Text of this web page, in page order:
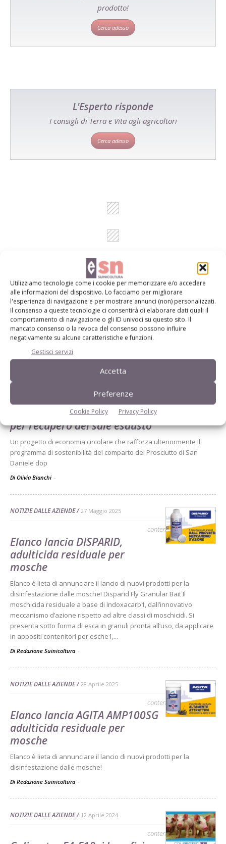
Utilizziamo tecnologie come i cookie per memorizzare e/o accedere
alle informazioni del dispositivo. Lo facciamo per migliorare
l'esperienza di navigazione e per mostrare annunci (non) personalizzati.
Il consenso a queste tecnologie ci consentirà di elaborare dati quali il
comportamento di navigazione o gli ID univoci su questo sito. Il
mancato consenso o la revoca del consenso possono influire
negativamente su alcune caratteristiche e funzioni.
Gestisci servizi
Accetta
Preferenze
Cookie Policy Privacy Policy
prodotto!
Cerca adesso
L'Esperto risponde
I consigli di Terra e Vita agli agricoltori
Cerca adesso
14 Ottobre 2025
Prosciutto San Daniele, un
impegno per ambiente e
territorio
Da più di vent’anni in campo azioni concrete per la tutela delle
risorse naturali: dalla gestione delle acque reflue al recupero del
sale, dall’uso di energie rinnovabili alla salvaguardia del territorio
Di Olivia Bianchi-
27 Giugno 2025
San Daniele, nuovo impianto
per recupero del sale esausto
Un progetto di economia circolare che rafforza ulteriormente il
programma di sostenibilità del comparto del Prosciutto di San
Daniele dop
Di Olivia Bianchi -
NOTIZIE DALLE AZIENDE 27 Maggio 2025
contenuto sponsorizzato
Elanco lancia DISPARID,
adulticida residuale per
mosche
Elanco è lieta di annunciare il lancio di nuovi prodotti per la
disinfestazione dalle mosche! Disparid Fly Granular Bait Il
moschicida residuale a base di Indoxacarb1, dall’innovativo
meccanismo d’azione rispetto ad altre classi di moschicidi. Si
presenta sotto forma di esca in granuli pronta all’uso, da applicare
in appositi contenitori per esche1,...
Di Redazione Suinicoltura -
NOTIZIE DALLE AZIENDE 28 Aprile 2025
contenuto sponsorizzato
Elanco lancia AGITA AMP100SG
adulticida residuale per
mosche
Elanco è lieta di annunciare il lancio di nuovi prodotti per la
disinfestazione dalle mosche!
Di Redazione Suinicoltura -
NOTIZIE DALLE AZIENDE 12 Aprile 2024
contenuto sponsorizzato